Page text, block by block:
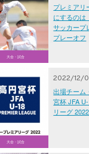
大会・試合
プレミアリ
にするの
サッカープ
プレーオフ
大会・試合
2022/12/
出場チー
宮杯 JFA
リーグ